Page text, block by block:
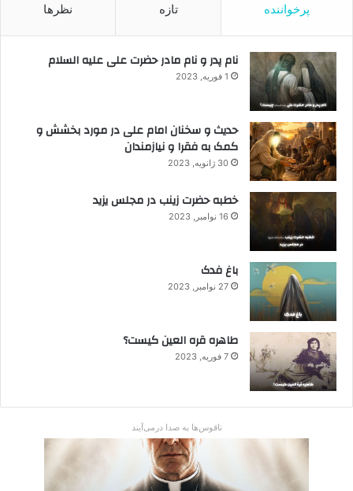
پرخواننده تازه نظرها
نام پدر و نام مادر حضرت علی علیه السلام
1 فوریه, 2023
حدیث و سخنان امام علی در مورد بخشش و
کمک به فقرا و نیازمندان
30 ژانویه, 2023
خطبه حضرت زینب در مجلس یزید
16 نوامبر, 2023
باغ فدک
27 نوامبر, 2023
طاهره قره العین کیست؟
7 فوریه, 2023
ناقوس‌ها به صدا در‌می‌آیند